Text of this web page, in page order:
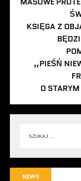
KSIĘGA Z
„PIEŚŃ
O
NEWS